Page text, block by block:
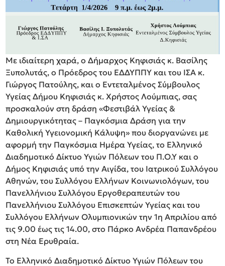
Με ιδιαίτερη χαρά, ο Δήμαρχος Κηφισιάς κ. Βασίλης
Ξυπολυτάς, ο Πρόεδρος του ΕΔΔΥΠΠΥ και του ΙΣΑ κ.
Γιώργος Πατούλης, και ο Εντεταλμένος Σύμβουλος
Υγείας Δήμου Κηφισιάς κ. Χρήστος Λούμπιας, σας
προσκαλούν στη δράση «Φεστιβάλ Υγείας &
Δημιουργικότητας – Παγκόσμια Δράση για την
Καθολική Υγειονομική Κάλυψη» που διοργανώνει με
αφορμή την Παγκόσμια Ημέρα Υγείας, το Ελληνικό
Διαδημοτικό Δίκτυο Υγιών Πόλεων του Π.Ο.Υ και ο
Δήμος Κηφισιάς υπό την Αιγίδα, του Ιατρικού Συλλόγου
Αθηνών, του Συλλόγου Ελλήνων Κοινωνιολόγων, του
Πανελλήνιου Συλλόγου Εργοθεραπευτών του
Πανελλήνιου Συλλόγου Επισκεπτών Υγείας και του
Συλλόγου Ελλήνων Ολυμπιονικών την 1η Απριλίου από
τις 9.00 έως τις 14.00, στο Πάρκο Ανδρέα Παπανδρέου
στη Νέα Ερυθραία.
Το Ελληνικό Διαδημοτικό Δίκτυο Υγιών Πόλεων του